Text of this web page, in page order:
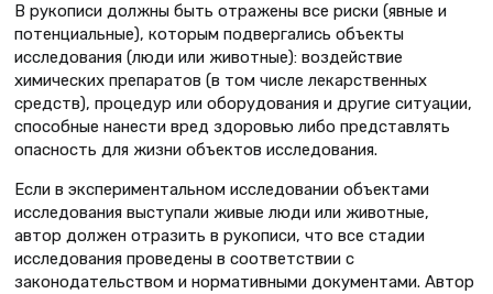
В рукописи должны быть отражены все риски (явные и
потенциальные), которым подвергались объекты
исследования (люди или животные): воздействие
химических препаратов (в том числе лекарственных
средств), процедур или оборудования и другие ситуации,
способные нанести вред здоровью либо представлять
опасность для жизни объектов исследования.
Если в экспериментальном исследовании объектами
исследования выступали живые люди или животные,
автор должен отразить в рукописи, что все стадии
исследования проведены в соответствии с
законодательством и нормативными документами. Автор